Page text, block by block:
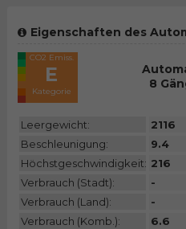
Eigenschaften des
CO2 Emiss.
E
Kategorie
8
Leergewicht: 2116
Beschleunigung:
9.4
Höchstgeschwindigkeit: 216
Verbrauch (Stadt):
-
Verbrauch (Land):
-
Verbrauch (Komb.):
6.6